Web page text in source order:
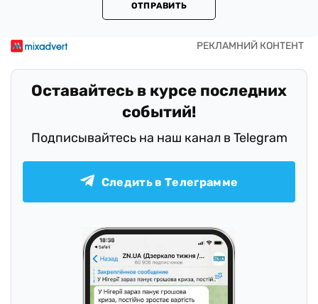
ОТПРАВИТЬ
Оставайтесь в курсе последних
событий!
Подписывайтесь на наш канал в Telegram
Следить в Телеграмме